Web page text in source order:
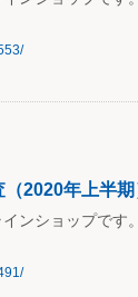
2020年上半
ンショップで